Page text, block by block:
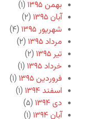
بهمن ۱۳۹۵
(۱)
آبان ۱۳۹۵
(۲)
شهریور ۱۳۹۵
(۴)
مرداد ۱۳۹۵
(۲)
تیر ۱۳۹۵
(۲)
خرداد ۱۳۹۵
(۱)
فروردین ۱۳۹۵
(۱)
اسفند ۱۳۹۴
(۱)
دی ۱۳۹۴
(۵)
آبان ۱۳۹۴
(۱)